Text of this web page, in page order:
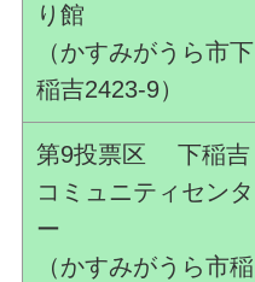
り館
（かすみがうら市下
稲吉2423-9）
第9投票区 下稲吉
コミュニティセンタ
ー
（かすみがうら市稲